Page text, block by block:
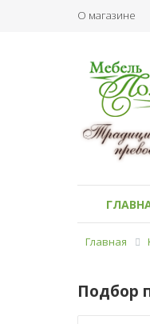
О магазине
Главная
Подбор